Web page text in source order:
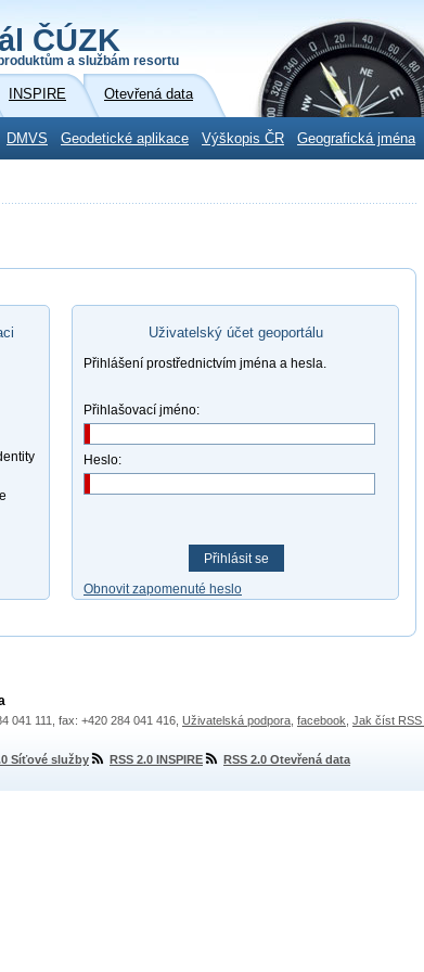
ČÚZK
a službám resortu
INSPIRE Otevřená data
DMVS Geodetické aplikace Výškopis ČR Geografická jména
Uživatelský účet geoportálu
Přihlášení prostřednictvím jména a hesla.
Přihlašovací jméno:
Heslo:
Přihlásit se
Obnovit zapomenuté heslo
041 111, fax: +420 284 041 416, Uživatelská podpora facebook Jak číst RSS
Síťové služby RSS 2.0 INSPIRE RSS 2.0 Otevřená data